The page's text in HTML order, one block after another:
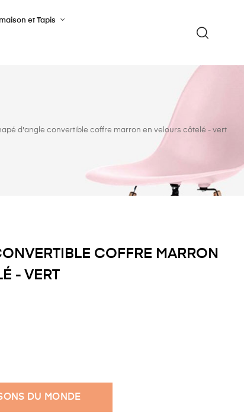
et Tapis
d'angle convertible coffre marron en velours côtelé - vert
COFFRE MARRON
- VERT
DU MONDE